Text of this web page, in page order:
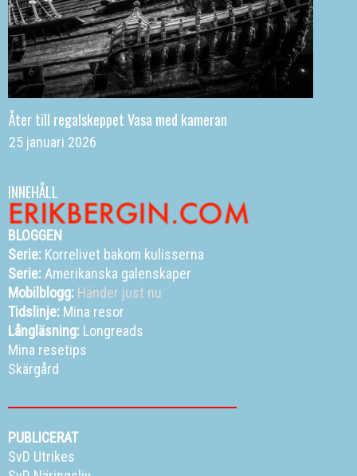
Åter till regalskeppet Vasa med kameran
25 januari 2026
INNEHÅLL
BLOGGEN
Serie: Korrelivet bakom kulisserna
Serie:Amerikanska galenskaper
Mobilblogg: Händer just nu
Tidslinje: Mina resor
Långläsning: Longreads
Mina resetips
Skärgård
PUBLICERAT
SvD Utrikes